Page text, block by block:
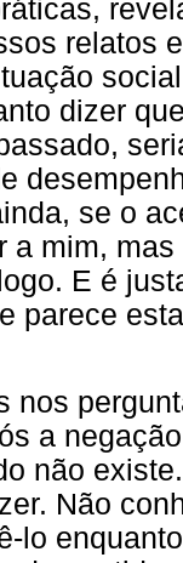
relatos
dizer
se o
a mim,
E é
parece
nos
a
não
Não
lo